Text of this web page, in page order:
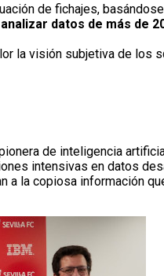
de fichajes,
datos de más de
la visión subjetiva de los
de inteligencia
intensivas en datos
a la copiosa información